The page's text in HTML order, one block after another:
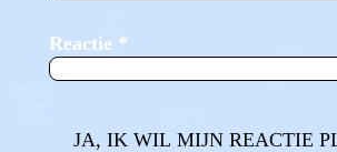
Reactie *
JA, IK WIL MIJN REACTIE